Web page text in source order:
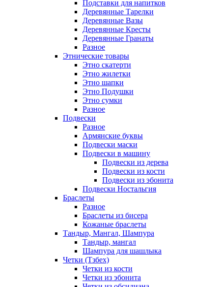
Подставки для напитков
Деревянные Тарелки
Деревянные Вазы
Деревянные Кресты
Деревянные Гранаты
Разное
Этнические товары
Этно скатерти
Этно жилетки
Этно шапки
Этно Подушки
Этно сумки
Разное
Подвески
Разное
Армянские буквы
Подвески маски
Подвески в машину
Подвески из дерева
Подвески из кости
Подвески из эбонита
Подвески Ностальгия
Браслеты
Разное
Браслеты из бисера
Кожаные браслеты
Тандыр, Мангал, Шампура
Тандыр, мангал
Шампура для шашлыка
Четки (Тзбех)
Четки из кости
Четки из эбонита